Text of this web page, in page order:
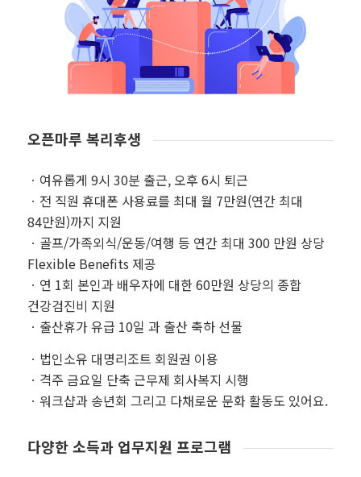
오픈마루 복리후생
ㆍ여유롭게 9시 30분 출근, 오후 6시 퇴근
ㆍ전 직원 휴대폰 사용료를 최대 월 7만원(연간 최대
84만원)까지 지원
ㆍ골프/가족외식/운동/여행 등 연간 최대 300 만원 상당
Flexible Benefits 제공
ㆍ연 1회 본인과 배우자에 대한 60만원 상당의 종합
건강검진비 지원
ㆍ출산휴가 유급 10일 과 출산 축하 선물
ㆍ법인소유 대명리조트 회원권 이용
ㆍ격주 금요일 단축 근무제 회사복지 시행
ㆍ워크샵과 송년회 그리고 다채로운 문화 활동도 있어요.
다양한 소득과 업무지원 프로그램